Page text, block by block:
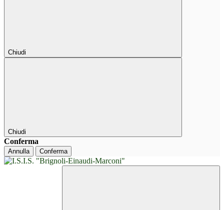
Chiudi
Chiudi
Conferma
Annulla Conferma